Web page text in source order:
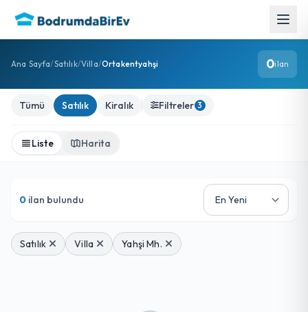
Satılık Villa İlanları
Ana Sayfa/Satılık/Villa/Ortakentyahşi 0ilan
Tümü Satılık Kiralık Filtreler 3
Liste Harita
0 ilan bulundu
Satılık Villa Yahşi Mh.